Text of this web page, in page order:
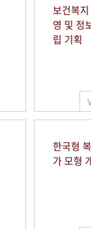
보건복
영 및 정
립 기획
한국형
가 모형